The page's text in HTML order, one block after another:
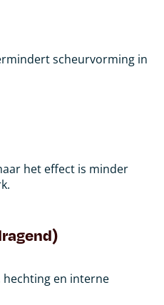
scheurvorming in
het effect is minder
en interne